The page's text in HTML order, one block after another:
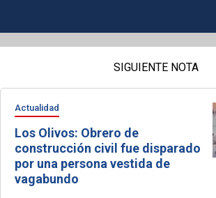
SIGUIENTE NOTA
Actualidad
Los Olivos: Obrero de
construcción civil fue disparado
por una persona vestida de
vagabundo